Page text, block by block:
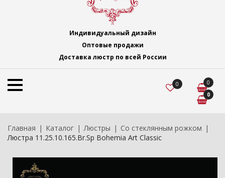
Индивидуальный дизайн
Оптовые продажи
Доставка люстр по всей России
0
0
0
Главная Каталог Люстры
Со стеклянным рожком
Люстра 11.25.10.165.Br.Sp Bohemia Art Classic